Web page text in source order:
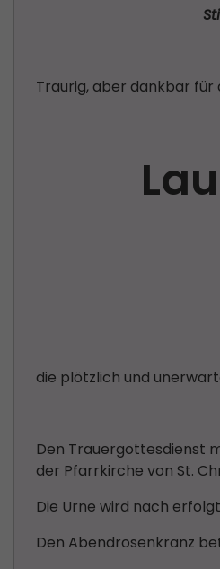
Traurig, aber dankbar für
die plötzlich und
Den Trauergottesdienst
der Pfarrkirche von St.
Die Urne wird nach
Den Abendrosenkranz